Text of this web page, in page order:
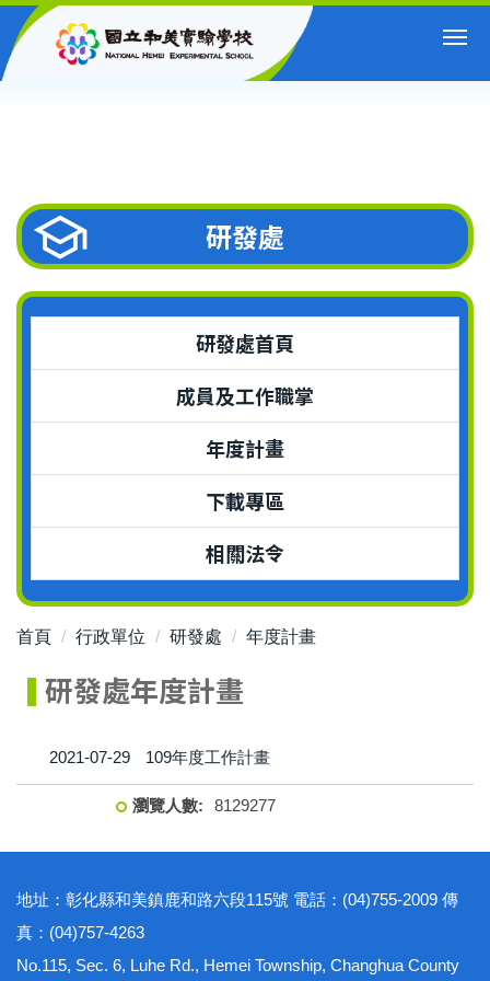
跳
到
研發處
研發處首頁
成員及工作職掌
年度計畫
下載專區
相關法令
首頁 行政單位 研發處 年度計畫
研發處年度計畫
2021-07-29 109年度工作計畫
8129277
地址：彰化縣和美鎮鹿和路六段115號 電話：(04)755-2009 傳
真：(04)757-4263
No.115, Sec. 6, Luhe Rd., Hemei Township, Changhua County